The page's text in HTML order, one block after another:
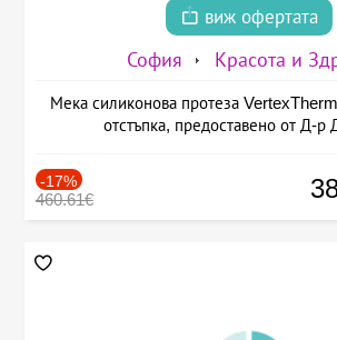
виж офертата
София Красота и
Мека силиконова протеза
отстъпка, предоставено от Д-р
-17%
460.61€